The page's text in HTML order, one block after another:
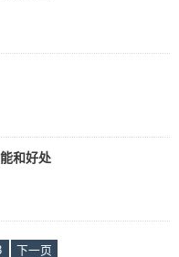
和好处
下一页